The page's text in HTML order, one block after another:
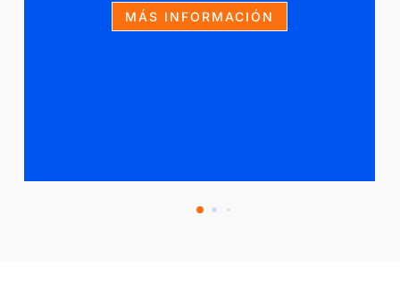
MÁS INFORMACIÓN